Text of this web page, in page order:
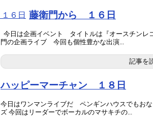
藤衛門から １６日
今日は企画イベント タイトルは『オースチンレ
門の企画ライブ 今回も個性豊かな出演...
記事を
ハッピーマーチャン １８日
今日はワンマンライブだ ペンギンハウスでもお
ズ 今回はリーダーでボーカルのマサキチの...